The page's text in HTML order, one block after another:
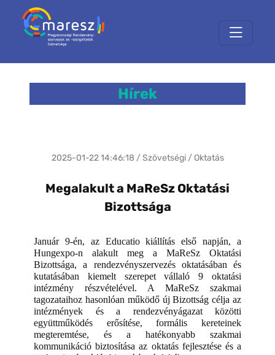
Hírek
2025-01-22 14:46:18 / Szövetségi / Oktatás
Megalakult a MaReSz Oktatási
Bizottsága
Január 9-én, az Educatio kiállítás első napján, a
Hungexpo-n alakult meg a MaReSz Oktatási
Bizottsága, a rendezvényszervezés oktatásában és
kutatásában kiemelt szerepet vállaló 9 oktatási
intézmény részvételével. A MaReSz szakmai
tagozataihoz hasonlóan működő új Bizottság célja az
intézmények és a rendezvényágazat közötti
együttműködés erősítése, formális kereteinek
megteremtése, és a hatékonyabb szakmai
kommunikáció biztosítása az oktatás fejlesztése és a